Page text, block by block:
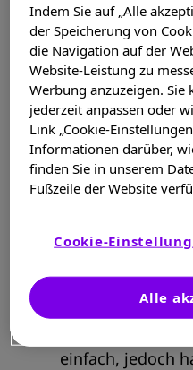
einfach, jedoch
Indem Sie auf „Alle
der Speicherung von
die Navigation auf der
Website-Leistung zu
Werbung anzuzeigen.
jederzeit anpassen oder
Link „Cookie-
Informationen darüber,
finden Sie in unserem
Fußzeile der Website
Cookie-
Alle